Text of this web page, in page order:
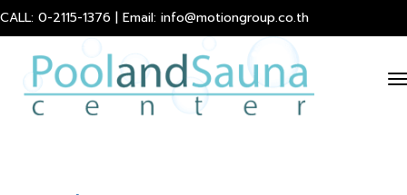
CALL: 0-2115-1376 | Email: info@motiongroup.co.th